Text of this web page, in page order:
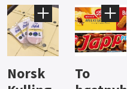
Knalltall
Aass vil